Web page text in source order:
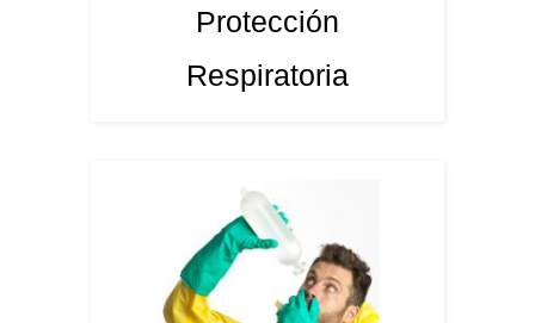
Protección
Respiratoria